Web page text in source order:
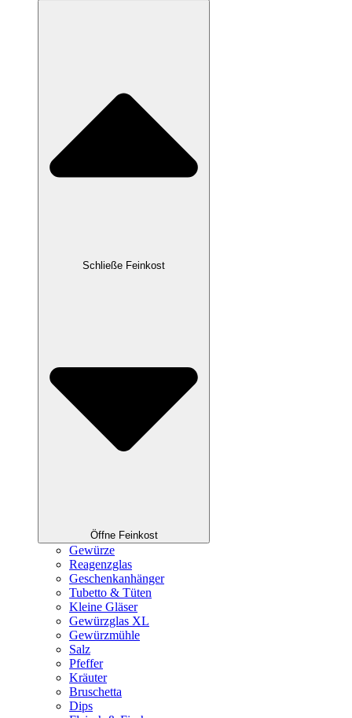
Schließe Feinkost
Öffne Feinkost
Gewürze
Reagenzglas
Geschenkanhänger
Tubetto & Tüten
Kleine Gläser
Gewürzglas XL
Gewürzmühle
Salz
Pfeffer
Kräuter
Bruschetta
Dips